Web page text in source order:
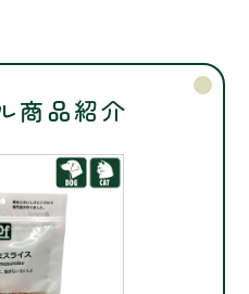
商品紹介